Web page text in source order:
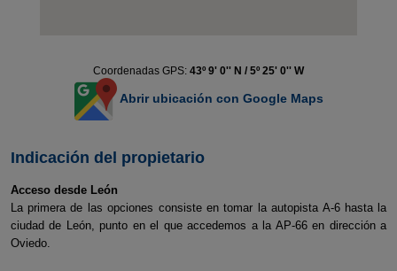
Coordenadas GPS: 43º 9' 0'' N / 5º 25' 0'' W
Abrir ubicación con Google Maps
Indicación del propietario
Acceso desde León
La primera de las opciones consiste en tomar la autopista A-6 hasta la
ciudad de León, punto en el que accedemos a la AP-66 en dirección a
Oviedo.